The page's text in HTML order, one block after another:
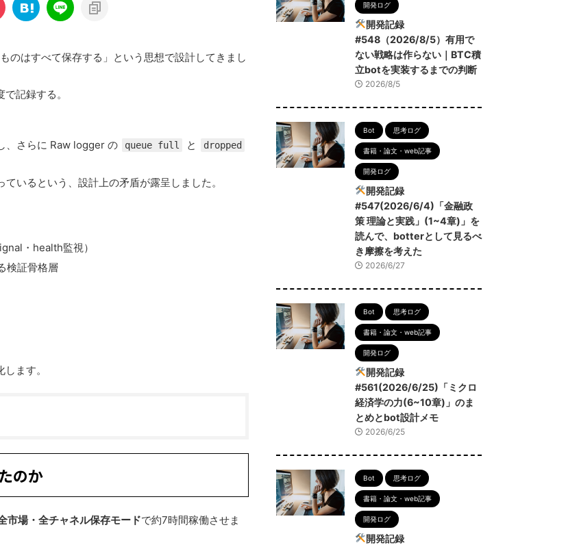
のはすべて保存する」という思想で設計してきまし
記録する。
、さらに Raw logger の queue full と dropped
いるという、設計上の矛盾が露呈しました。
・health監視）
検証骨格層
ます。
のか
市場・全チャネル保存モードで約7時間稼働させま
開発ログ
開発記録
#548（2026/8/5）有用で
ない戦略は作らない｜BTC積
立botを実装するまでの判断
2026/8/5
Bot 思考ログ
書籍・論文・web記事
開発ログ
開発記録
#547(2026/6/4)「金融政
策 理論と実践」(1~4章)」を
読んで、botterとして見るべ
き摩擦を考えた
2026/6/27
Bot 思考ログ
書籍・論文・web記事
開発ログ
開発記録
#561(2026/6/25)「ミクロ
経済学の力(6~10章)」のま
とめとbot設計メモ
2026/6/25
Bot 思考ログ
書籍・論文・web記事
開発ログ
開発記録